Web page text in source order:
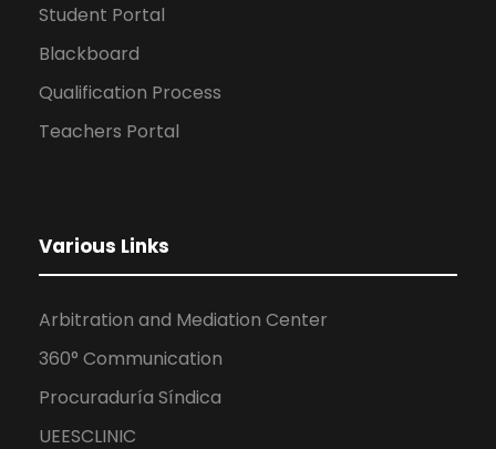
Student Portal
Blackboard
Qualification Process
Teachers Portal
Various Links
Arbitration and Mediation Center
360° Communication
Procuraduría Síndica
UEESCLINIC